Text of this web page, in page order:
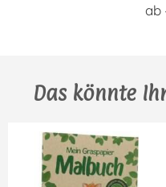
ab
Das könnte